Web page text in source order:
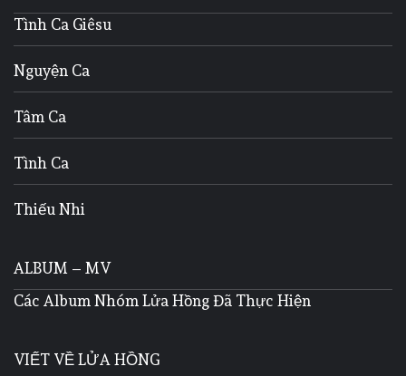
Tình Ca Giêsu
Nguyện Ca
Tâm Ca
Tình Ca
Thiếu Nhi
ALBUM – MV
Các Album Nhóm Lửa Hồng Đã Thực Hiện
VIẾT VỀ LỬA HỒNG